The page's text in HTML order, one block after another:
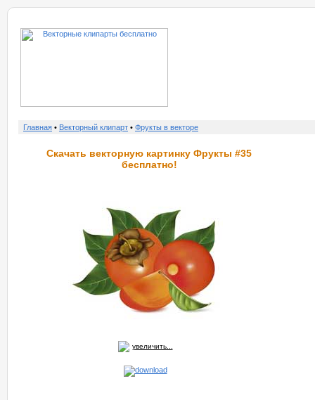
Главная • Векторный клипарт • Фрукты в векторе
Скачать векторную картинку Фрукты #35
бесплатно!
увеличить...